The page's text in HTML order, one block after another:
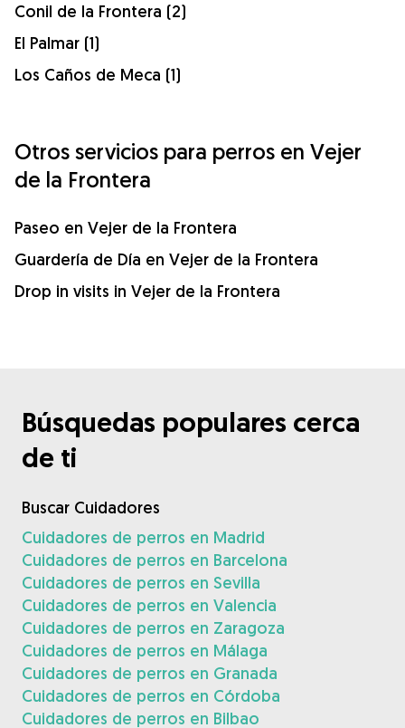
Conil de la Frontera (2)
El Palmar (1)
Los Caños de Meca (1)
Otros servicios para perros en Vejer
de la Frontera
Paseo en Vejer de la Frontera
Guardería de Día en Vejer de la Frontera
Drop in visits in Vejer de la Frontera
Búsquedas populares cerca
de ti
Buscar Cuidadores
Cuidadores de perros en Madrid
Cuidadores de perros en Barcelona
Cuidadores de perros en Sevilla
Cuidadores de perros en Valencia
Cuidadores de perros en Zaragoza
Cuidadores de perros en Málaga
Cuidadores de perros en Granada
Cuidadores de perros en Córdoba
Cuidadores de perros en Bilbao